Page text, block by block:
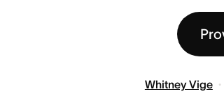
Whitney Vige